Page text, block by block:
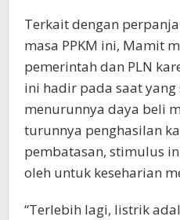
Terkait dengan
masa PPKM ini, Mamit
pemerintah dan PLN
ini hadir pada saat
menurunnya daya beli
turunnya penghasilan
pembatasan, stimulus
oleh untuk keseharian
“Terlebih lagi, listrik